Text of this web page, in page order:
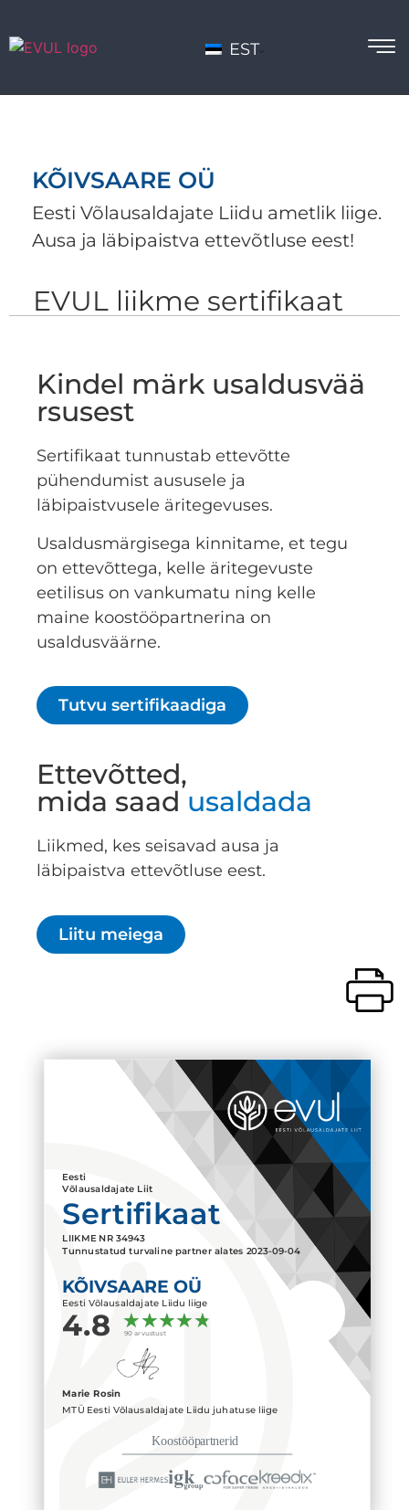
EST
KÕIVSAARE OÜ
Eesti Võlausaldajate Liidu ametlik liige.
Ausa ja läbipaistva ettevõtluse eest!
EVUL liikme sertifikaat
Kindel märk usaldusvää
rsusest
Sertifikaat tunnustab ettevõtte
pühendumist aususele ja
läbipaistvusele äritegevuses.
Usaldusmärgisega kinnitame, et tegu
on ettevõttega, kelle äritegevuste
eetilisus on vankumatu ning kelle
maine koostööpartnerina on
usaldusväärne.
Tutvu sertifikaadiga
Ettevõtted,
mida saad usaldada
Liikmed, kes seisavad ausa ja
läbipaistva ettevõtluse eest.
Liitu meiega
Eesti
Võlausaldajate Liit
Sertifikaat
LIIKME NR 34943
Tunnustatud turvaline partner alates 2023-09-04
KÕIVSAARE OÜ
Eesti Võlausaldajate Liidu liige
4.8 90 arvustust
Marie Rosin
MTÜ Eesti Võlausaldajate Liidu juhatuse liige